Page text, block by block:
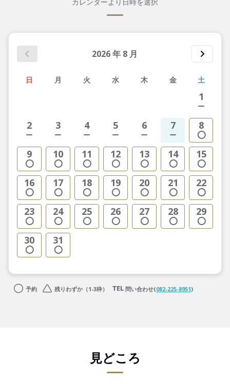
カレンダーより日時を選択
2026年 8 月
日 月 火 水 木 金 土
1
2 3 4 5 6 7 8
9 10 11 12 13 14 15
16 17 18 19 20 21 22
23 24 25 26 27 28 29
30 31
予約 残りわずか（1-3枠） 問い合わせ(082-225-8951)
見どころ